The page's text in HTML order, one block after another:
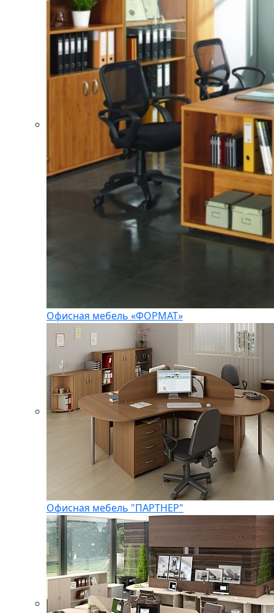
Офисная мебель «ФОРМАТ»
Офисная мебель "ПАРТНЕР"